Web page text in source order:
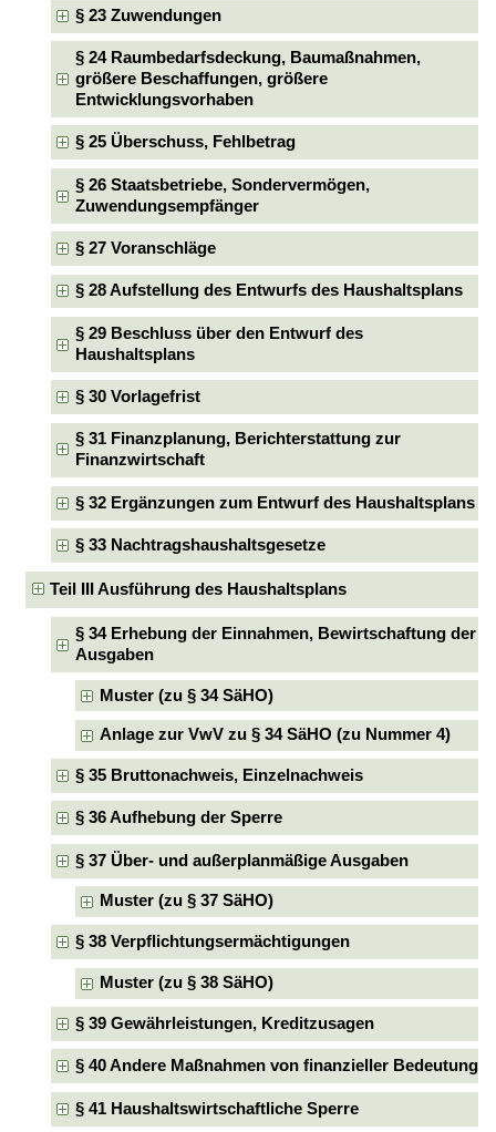
§ 23 Zuwendungen
§ 24 Raumbedarfsdeckung, Baumaßnahmen,
größere Beschaffungen, größere
Entwicklungsvorhaben
§ 25 Überschuss, Fehlbetrag
§ 26 Staatsbetriebe, Sondervermögen,
Zuwendungsempfänger
§ 27 Voranschläge
§ 28 Aufstellung des Entwurfs des Haushaltsplans
§ 29 Beschluss über den Entwurf des
Haushaltsplans
§ 30 Vorlagefrist
§ 31 Finanzplanung, Berichterstattung zur
Finanzwirtschaft
§ 32 Ergänzungen zum Entwurf des Haushaltsplans
§ 33 Nachtragshaushaltsgesetze
Teil III Ausführung des Haushaltsplans
§ 34 Erhebung der Einnahmen, Bewirtschaftung der
Ausgaben
Muster (zu § 34 SäHO)
Anlage zur VwV zu § 34 SäHO (zu Nummer 4)
§ 35 Bruttonachweis, Einzelnachweis
§ 36 Aufhebung der Sperre
§ 37 Über- und außerplanmäßige Ausgaben
Muster (zu § 37 SäHO)
§ 38 Verpflichtungsermächtigungen
Muster (zu § 38 SäHO)
§ 39 Gewährleistungen, Kreditzusagen
§ 40 Andere Maßnahmen von finanzieller Bedeutung
§ 41 Haushaltswirtschaftliche Sperre